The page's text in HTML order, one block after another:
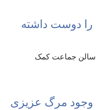
را دوست داشته
سالن جماعت کمک